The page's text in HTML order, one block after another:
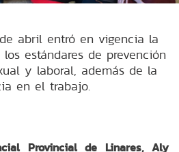
abril entró en vigencia la
estándares de prevención
y laboral, además de la
en el trabajo.
Provincial de Linares, Aly